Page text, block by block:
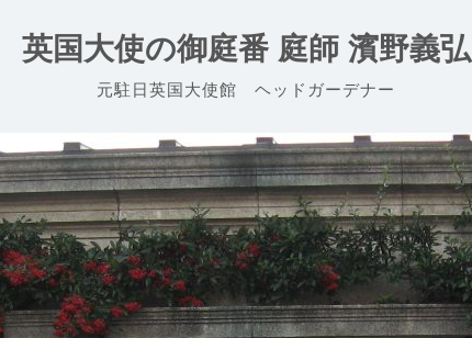
英国大使の御庭番 庭師 濱野義弘
元駐日英国大使館 ヘッドガーデナー